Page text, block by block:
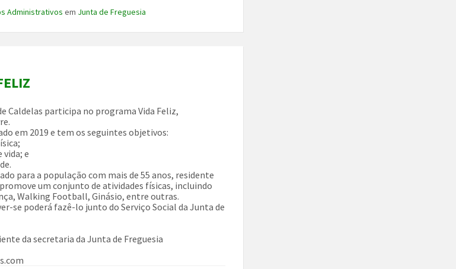
Administrativos em Junta de Freguesia
Caldelas participa no programa Vida Feliz,
em 2019 e tem os seguintes objetivos:
vida; e
para a população com mais de 55 anos, residente
um conjunto de atividades físicas, incluindo
Walking Football, Ginásio, entre outras.
se poderá fazê-lo junto do Serviço Social da Junta de
da secretaria da Junta de Freguesia